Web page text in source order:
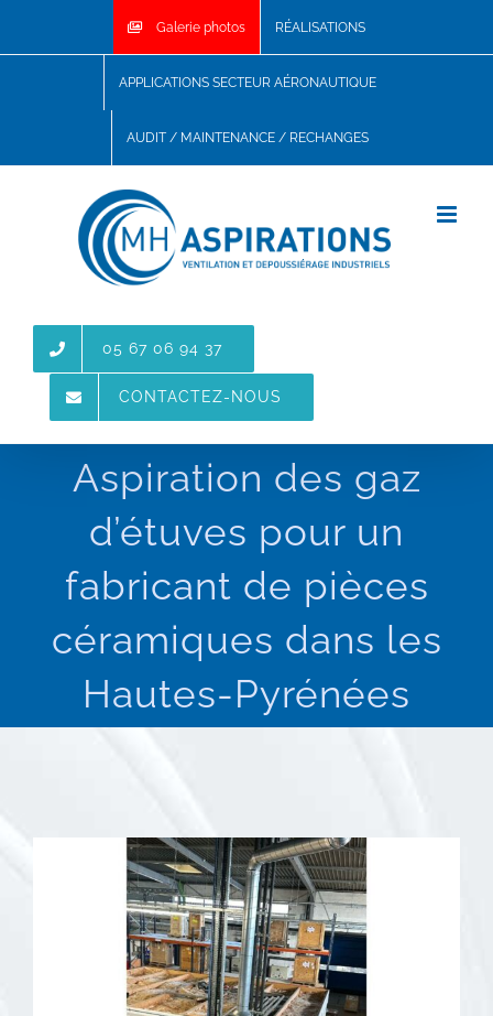
Galerie photos RÉALISATIONS
APPLICATIONS SECTEUR AÉRONAUTIQUE
AUDIT / MAINTENANCE / RECHANGES
05 67 06 94 37
CONTACTEZ-NOUS
Aspiration des gaz
d’étuves pour un
fabricant de pièces
céramiques dans les
Hautes-Pyrénées